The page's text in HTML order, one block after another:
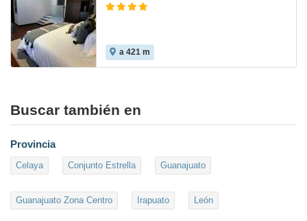
a 421 m
Buscar también en
Provincia
Celaya Conjunto Estrella Guanajuato
Guanajuato Zona Centro Irapuato León